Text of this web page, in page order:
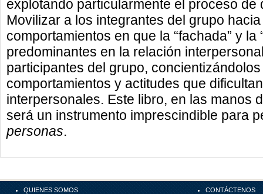
explotando particularmente el proceso
Movilizar a los integrantes del grupo
comportamientos en que la “fachada” y la
predominantes en la relación
participantes del grupo,
comportamientos y actitudes que
interpersonales. Este libro, en las manos
será un instrumento imprescindible para
personas.
QUIENES SOMOS
CONTÁCTENOS